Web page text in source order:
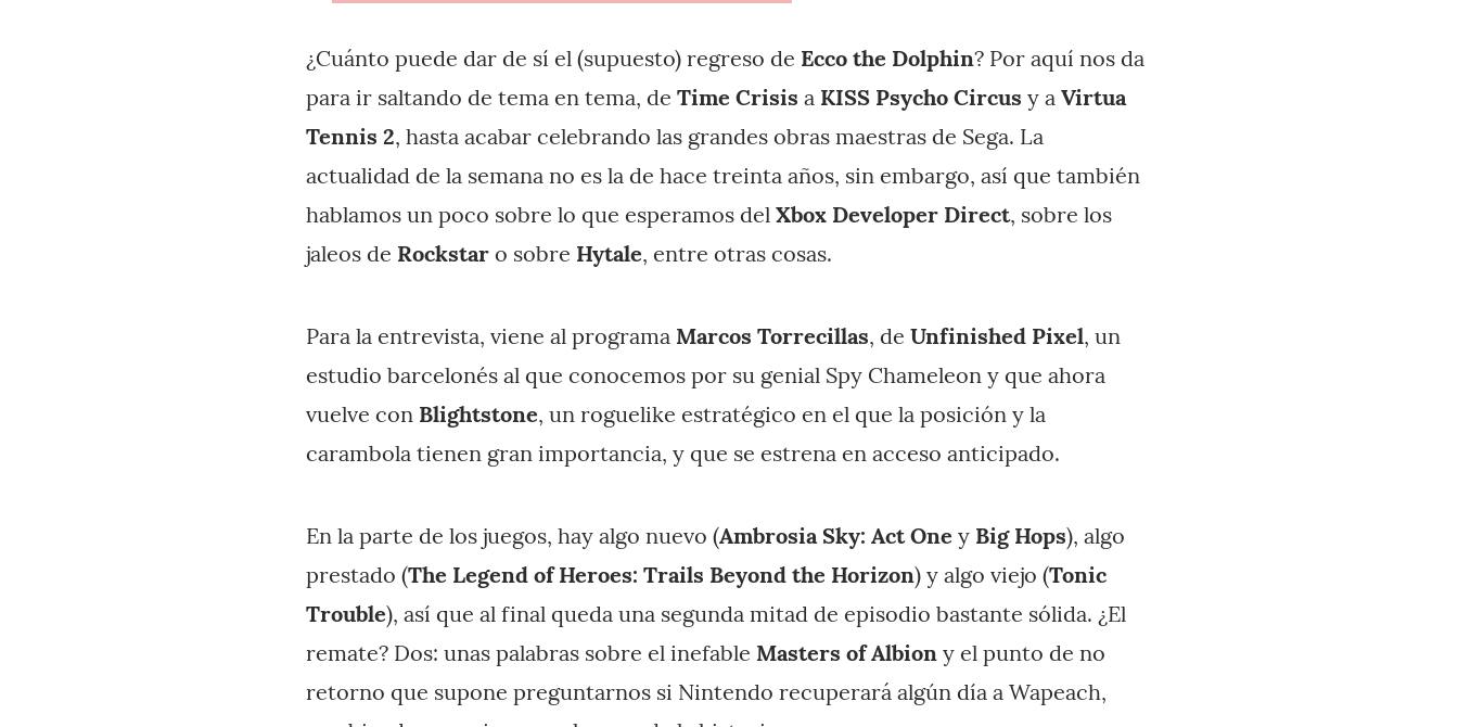
¿Cuánto puede dar de sí el (supuesto) regreso de Ecco the Dolphin? Por aquí nos da
para ir saltando de tema en tema, de Time Crisis a KISS Psycho Circus y a Virtua
Tennis 2, hasta acabar celebrando las grandes obras maestras de Sega. La
actualidad de la semana no es la de hace treinta años, sin embargo, así que también
hablamos un poco sobre lo que esperamos del Xbox Developer Direct, sobre los
jaleos de Rockstar o sobre Hytale, entre otras cosas.
Para la entrevista, viene al programa Marcos Torrecillas, de Unfinished Pixel, un
estudio barcelonés al que conocemos por su genial Spy Chameleon y que ahora
vuelve con Blightstone, un roguelike estratégico en el que la posición y la
carambola tienen gran importancia, y que se estrena en acceso anticipado.
En la parte de los juegos, hay algo nuevo (Ambrosia Sky: Act One y Big Hops), algo
prestado (The Legend of Heroes: Trails Beyond the Horizon) y algo viejo (Tonic
Trouble), así que al final queda una segunda mitad de episodio bastante sólida. ¿El
remate? Dos: unas palabras sobre el inefable Masters of Albion y el punto de no
retorno que supone preguntarnos si Nintendo recuperará algún día a Wapeach,